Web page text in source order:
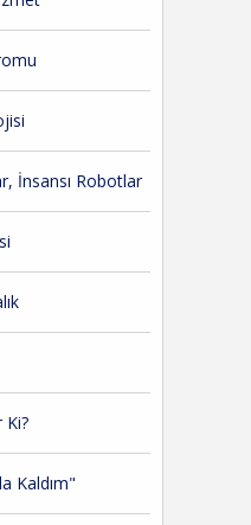
İnsansı Robotlar
Ki?
Kaldım"